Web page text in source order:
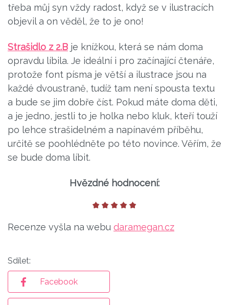
třeba můj syn vždy radost, když se v ilustracích
objevil a on věděl, že to je ono!
Strašidlo z 2.B je knížkou, která se nám doma
opravdu líbila. Je ideální i pro začínající čtenáře,
protože font písma je větší a ilustrace jsou na
každé dvoustraně, tudíž tam není spousta textu
a bude se jim dobře číst. Pokud máte doma děti,
a je jedno, jestli to je holka nebo kluk, kteří touží
po lehce strašidelném a napínavém příběhu,
určitě se poohlédněte po této novince. Věřím, že
se bude doma líbit.
Hvězdné hodnocení:
Recenze vyšla na webu daramegan.cz
Sdílet:
Facebook